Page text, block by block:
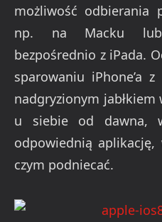
możliwość odbierania
np. na Macku lub
bezpośrednio z iPada.
sparowaniu iPhone’a
nadgryzionym
u siebie od dawna,
odpowiednią
czym podniecać.